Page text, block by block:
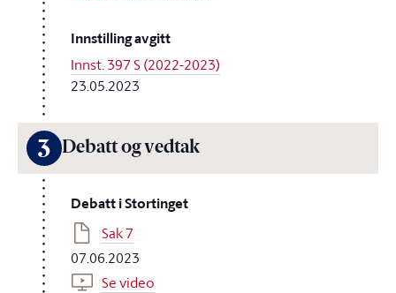
Innstilling avgitt
Innst. 397 S (2022-2023)
23.05.2023
3 Debatt og vedtak
Debatt i Stortinget
Sak 7
07.06.2023
Se video